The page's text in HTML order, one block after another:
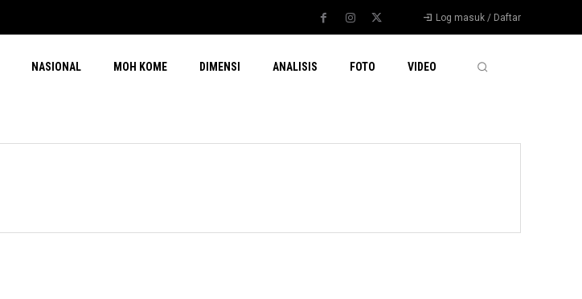
Log masuk / Daftar
NASIONAL MOH KOME DIMENSI ANALISIS FOTO VIDEO